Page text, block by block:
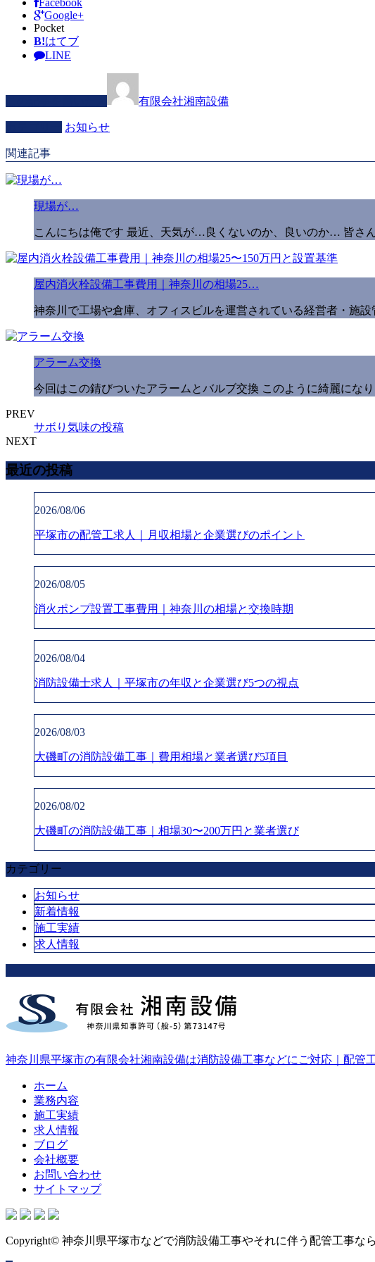
Google+
Pocket
B!はてブ
LINE
有限会社湘南設備
お知らせ
関連記事
現場が…
こんにちは俺です 最近、天気が…良くないのか、良いのか… 皆さ
屋内消火栓設備工事費用｜神奈川の相場25…
神奈川で工場や倉庫、オフィスビルを運営されている経営者・施
アラーム交換
今回はこの錆びついたアラームとバルブ交換 このように綺麗にな
PREV
サボり気味の投稿
NEXT
最近の投稿
2026/08/06
平塚市の配管工求人｜月収相場と企業選びのポイント
2026/08/05
消火ポンプ設置工事費用｜神奈川の相場と交換時期
2026/08/04
消防設備士求人｜平塚市の年収と企業選び5つの視点
2026/08/03
大磯町の消防設備工事｜費用相場と業者選び5項目
2026/08/02
大磯町の消防設備工事｜相場30〜200万円と業者選び
カテゴリー
お知らせ
新着情報
施工実績
求人情報
神奈川県平塚市の有限会社湘南設備は消防設備工事などにご対応｜配管
ホーム
業務内容
施工実績
求人情報
ブログ
会社概要
お問い合わせ
サイトマップ
Copyright© 神奈川県平塚市などで消防設備工事やそれに伴う配管工事な